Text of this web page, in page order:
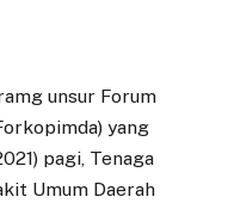
unsur Forum
yang
pagi, Tenaga
Umum Daerah